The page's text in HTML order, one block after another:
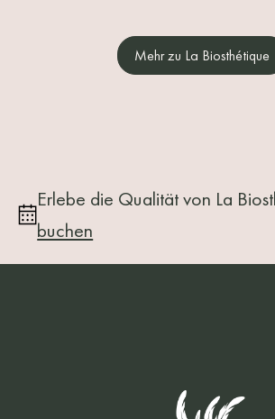
Mehr zu La Biosthétique
Erlebe die Qualität von La
buchen